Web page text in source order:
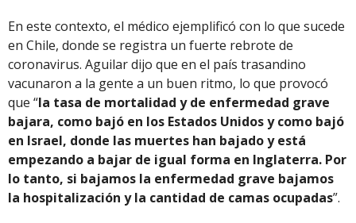
En este contexto, el médico ejemplificó con lo que sucede
en Chile, donde se registra un fuerte rebrote de
coronavirus. Aguilar dijo que en el país trasandino
vacunaron a la gente a un buen ritmo, lo que provocó
que “la tasa de mortalidad y de enfermedad grave
bajara, como bajó en los Estados Unidos y como bajó
en Israel, donde las muertes han bajado y está
empezando a bajar de igual forma en Inglaterra. Por
lo tanto, si bajamos la enfermedad grave bajamos
la hospitalización y la cantidad de camas ocupadas”.